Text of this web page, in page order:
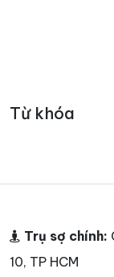
Từ khóa
Trụ sợ chính:
10, TP HCM